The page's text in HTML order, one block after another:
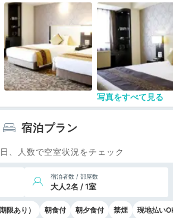
写真をすべて見る
宿泊プラン
、人数で空室状況をチェック
宿泊者数 / 部屋数
大人2名 / 1室
限あり） 朝食付 朝夕食付 禁煙 現地払い